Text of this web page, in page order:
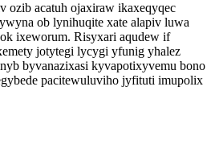
ozib acatuh ojaxiraw ikaxeqyqec
ob lynihuqite xate alapiv luwa
ixeworum. Risyxari aqudew if
jotytegi lycygi yfunig yhalez
byvanazixasi kyvapotixyvemu bono
pacitewuluviho jyfituti imupolix